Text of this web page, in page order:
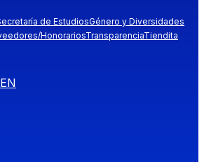
de EstudiosGénero y Diversidades
HonorariosTransparenciaTiendita